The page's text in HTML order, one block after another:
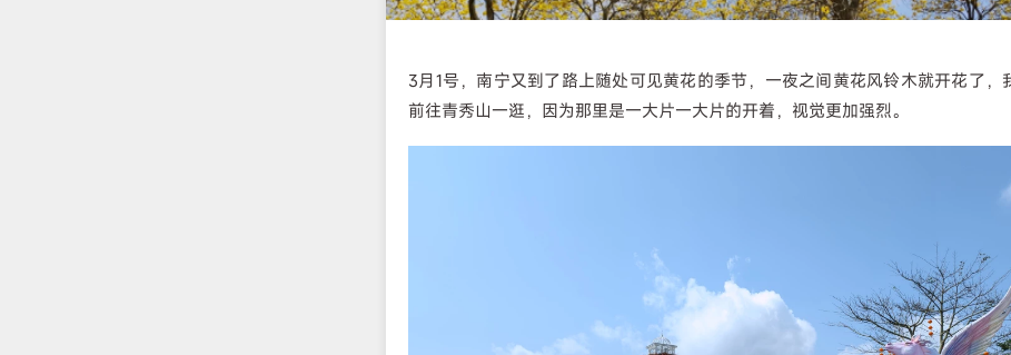
3月1号，南宁又到了路上随处可见黄花的季节，一夜之间黄花风铃木就开花了，
前往青秀山一逛，因为那里是一大片一大片的开着，视觉更加强烈。